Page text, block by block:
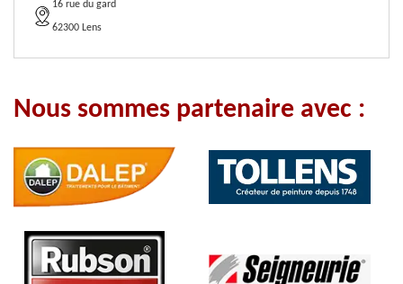
16 rue du gard
62300 Lens
Nous sommes partenaire avec :